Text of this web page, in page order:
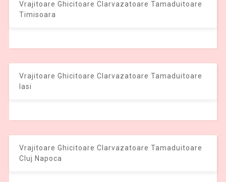
Vrajitoare Ghicitoare Clarvazatoare Tamaduitoare
Timisoara
Vrajitoare Ghicitoare Clarvazatoare Tamaduitoare
Iasi
Vrajitoare Ghicitoare Clarvazatoare Tamaduitoare
Cluj Napoca